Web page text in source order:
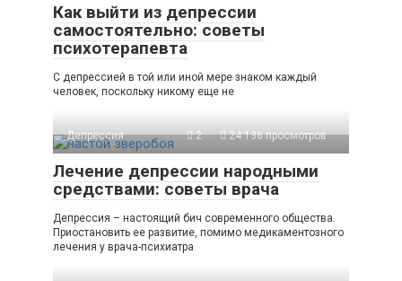
Как выйти из депрессии
самостоятельно: советы
психотерапевта
С депрессией в той или иной мере знаком каждый
человек, поскольку никому еще не
Депрессия 2 24 136 просмотров
Лечение депрессии народными
средствами: советы врача
Депрессия – настоящий бич современного общества.
Приостановить ее развитие, помимо медикаментозного
лечения у врача-психиатра